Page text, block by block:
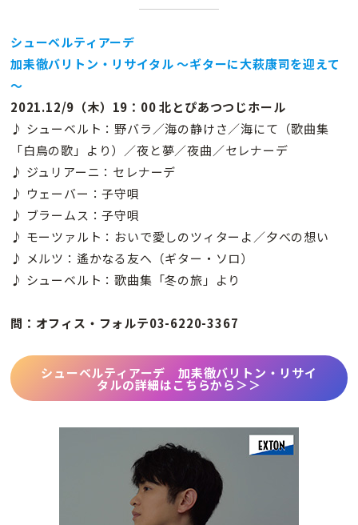
シューベルティアーデ
加耒徹バリトン・リサイタル ～ギターに大萩康司を迎えて
～
2021.12/9（木）19：00 北とぴあつつじホール
♪ シューベルト：野バラ／海の静けさ／海にて（歌曲集
「白鳥の歌」より）／夜と夢／夜曲／セレナーデ
♪ ジュリアーニ：セレナーデ
♪ ウェーバー：子守唄
♪ ブラームス：子守唄
♪ モーツァルト：おいで愛しのツィターよ／夕べの想い
♪ メルツ：遙かなる友へ（ギター・ソロ）
♪ シューベルト：歌曲集「冬の旅」より
問：オフィス・フォルテ03-6220-3367
シューベルティアーデ 加耒徹バリトン・リサイ
タルの詳細はこちらから＞＞